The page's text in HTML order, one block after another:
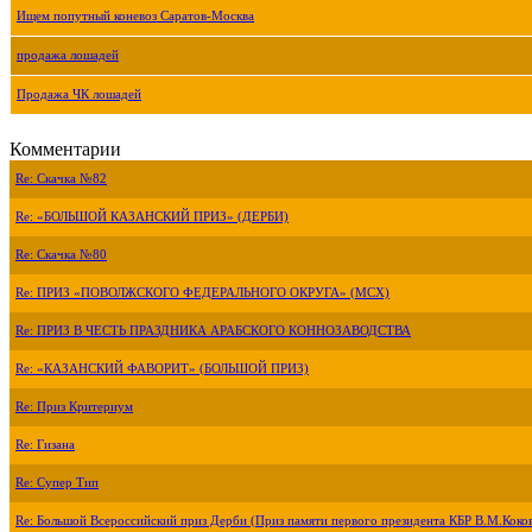
Ищем попутный коневоз Саратов-Москва
продажа лошадей
Продажа ЧК лошадей
Комментарии
Re: Скачка №82
Re: «БОЛЬШОЙ КАЗАНСКИЙ ПРИЗ» (ДЕРБИ)
Re: Скачка №80
Re: ПРИЗ «ПОВОЛЖСКОГО ФЕДЕРАЛЬНОГО ОКРУГА» (МСХ)
Re: ПРИЗ В ЧЕСТЬ ПРАЗДНИКА АРАБСКОГО КОННОЗАВОДСТВА
Re: «КАЗАНСКИЙ ФАВОРИТ» (БОЛЬШОЙ ПРИЗ)
Re: Приз Критериум
Re: Гизана
Re: Супер Тип
Re: Большой Всероссийский приз Дерби (Приз памяти первого президента КБР